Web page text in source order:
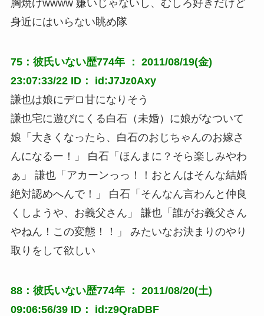
胸焼けwwww 嫌いじゃないし、むしろ好きだけど
身近にはいらない眺め隊
75：彼氏いない歴774年 ： 2011/08/19(金)
23:07:33/22 ID： id:J7Jz0Axy
謙也は娘にデロ甘になりそう
謙也宅に遊びにくる白石（未婚）に娘がなついて
娘「大きくなったら、白石のおじちゃんのお嫁さ
んになるー！」 白石「ほんまに？そら楽しみやわ
ぁ」 謙也「アカーンっっ！！おとんはそんな結婚
絶対認めへんで！」 白石「そんなん言わんと仲良
くしようや、お義父さん」 謙也「誰がお義父さん
やねん！この変態！！」 みたいなお決まりのやり
取りをして欲しい
88：彼氏いない歴774年 ： 2011/08/20(土)
09:06:56/39 ID： id:z9QraDBF